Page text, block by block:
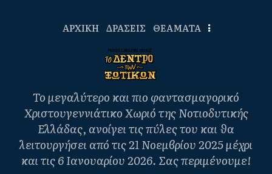
ΑΡΧΙΚΗ ΔΡΑΣΕΙΣ ΘΕΑΜΑΤΑ
Το μεγαλύτερο και πιο φαντασμαγορικό
Χριστουγεννιάτικο Χωριό της Νοτιοδυτικής
Ελλάδας, ανοίγει τις πύλες του και θα
λειτουργήσει από τις 21 Νοεμβρίου 2025 μέχρι
και τις 6 Ιανουαρίου 2026. Σας περιμένουμε!